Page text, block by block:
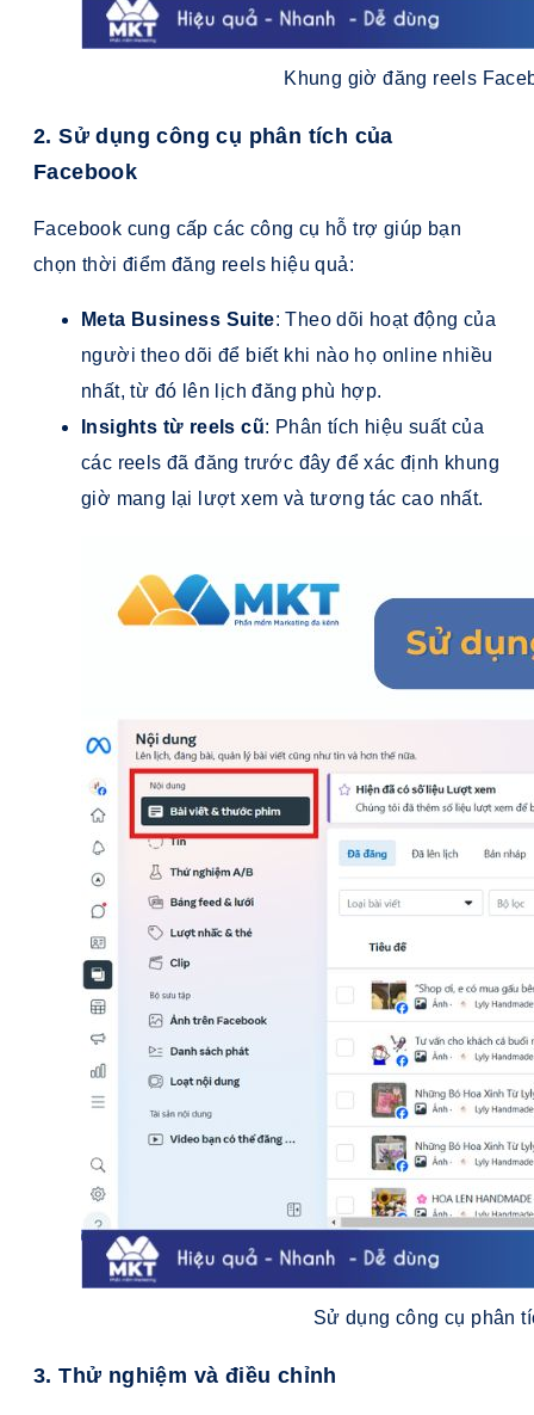
Khung giờ đăng reels
2. Sử dụng công cụ phân tích của
Facebook
Facebook cung cấp các công cụ hỗ trợ giúp bạn
chọn thời điểm đăng reels hiệu quả:
Meta Business Suite: Theo dõi hoạt động của
người theo dõi để biết khi nào họ online nhiều
nhất, từ đó lên lịch đăng phù hợp.
Insights từ reels cũ: Phân tích hiệu suất của
các reels đã đăng trước đây để xác định khung
giờ mang lại lượt xem và tương tác cao nhất.
Sử dụng công cụ phân
3. Thử nghiệm và điều chỉnh